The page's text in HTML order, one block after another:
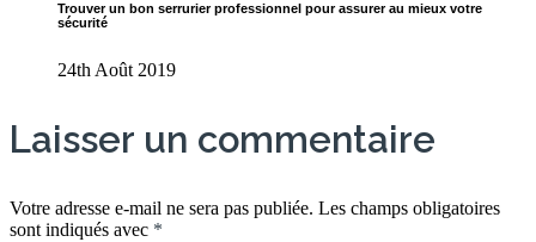
Trouver un bon serrurier professionnel pour assurer au mieux votre
sécurité
24th Août 2019
Laisser un commentaire
Votre adresse e-mail ne sera pas publiée. Les champs obligatoires
sont indiqués avec *